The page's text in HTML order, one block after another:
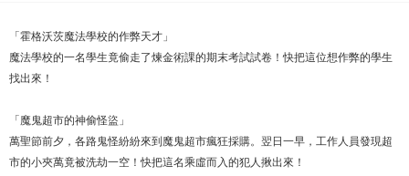
「霍格沃茨魔法學校的作弊天才」
魔法學校的一名學生竟偷走了煉金術課的期末考試試卷！快把這位想作弊的學生
找出來！
「魔鬼超市的神偷怪盜」
萬聖節前夕，各路鬼怪紛紛來到魔鬼超市瘋狂採購。翌日一早，工作人員發現超
市的小夾萬竟被洗劫一空！快把這名乘虛而入的犯人揪出來！